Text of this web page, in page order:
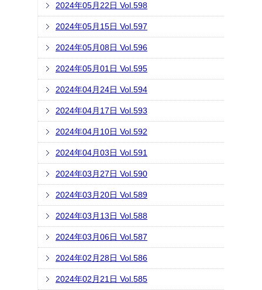
2024年05月22日 Vol.598
2024年05月15日 Vol.597
2024年05月08日 Vol.596
2024年05月01日 Vol.595
2024年04月24日 Vol.594
2024年04月17日 Vol.593
2024年04月10日 Vol.592
2024年04月03日 Vol.591
2024年03月27日 Vol.590
2024年03月20日 Vol.589
2024年03月13日 Vol.588
2024年03月06日 Vol.587
2024年02月28日 Vol.586
2024年02月21日 Vol.585